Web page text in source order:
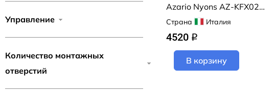
Управление
Количество монтажных
отверстий
Azario Nyons AZ-KFX02
(хром)
Страна Италия
4520 q
В корзину